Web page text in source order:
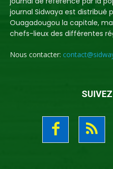
journal Sidwaya est distribué
Ouagadougou la capitale,
chefs-lieux des différentes
Nous contacter: